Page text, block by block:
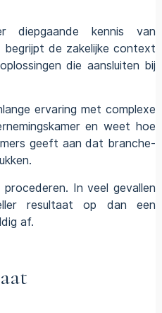
diepgaande kennis van
de zakelijke context
die aansluiten bij
ervaring met complexe
en weet hoe
geeft aan dat branche-
In veel gevallen
resultaat op dan een
af.